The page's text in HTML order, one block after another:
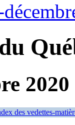
2020
des vedettes-